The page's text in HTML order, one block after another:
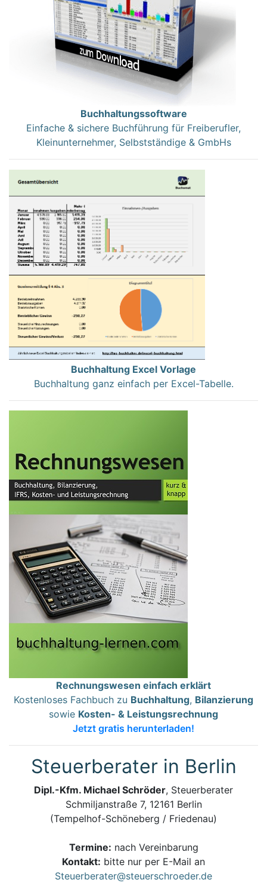
Buchhaltungssoftware
Einfache & sichere Buchführung für Freiberufler,
Kleinunternehmer, Selbstständige & GmbHs
Buchhaltung Excel Vorlage
Buchhaltung ganz einfach per Excel-Tabelle.
Rechnungswesen einfach erklärt
Kostenloses Fachbuch zu Buchhaltung, Bilanzierung
sowie Kosten- & Leistungsrechnung
Jetzt gratis herunterladen!
Steuerberater in Berlin
Dipl.-Kfm. Michael Schröder, Steuerberater
Schmiljanstraße 7, 12161 Berlin
(Tempelhof-Schöneberg / Friedenau)
Termine: nach Vereinbarung
Kontakt: bitte nur per E-Mail an
Steuerberater@steuerschroeder.de